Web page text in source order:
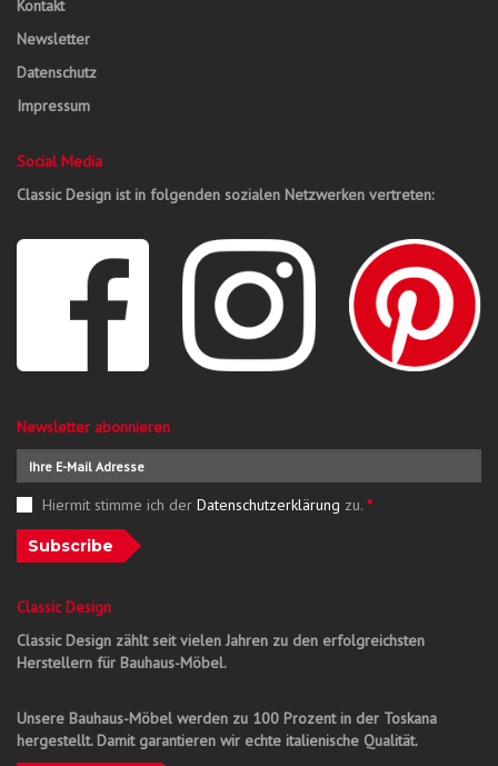
Kontakt
Newsletter
Datenschutz
Impressum
Social Media
Classic Design ist in folgenden sozialen Netzwerken vertreten:
Newsletter abonnieren
Hiermit stimme ich der Datenschutzerklärung zu. *
Subscribe
Classic Design
Classic Design zählt seit vielen Jahren zu den erfolgreichsten
Herstellern für Bauhaus-Möbel.
Unsere Bauhaus-Möbel werden zu 100 Prozent in der Toskana
hergestellt. Damit garantieren wir echte italienische Qualität.